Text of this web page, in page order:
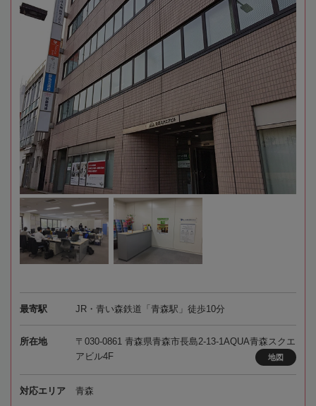
最寄駅 JR・青い森鉄道「青森駅」徒歩10分
所在地
〒030-0861 青森県青森市長島2-13-1AQUA青森スクエ
アビル4F
地図
対応エリア 青森